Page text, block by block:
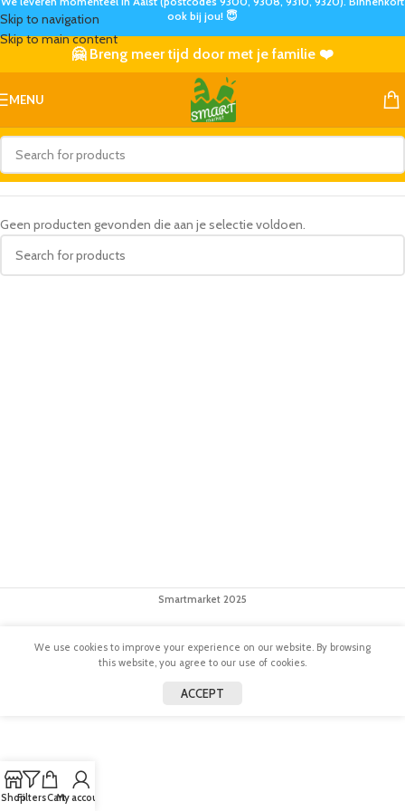
Skip to navigation
Skip to main content
ook bij jou! 😇
🤗 Breng meer tijd door met je familie ❤️
MENU
Geen producten gevonden die aan je selectie voldoen.
Smartmarket 2025
ShopFiltersCartMy account
We use cookies to improve your experience on our website. By browsing
this website, you agree to our use of cookies.
ACCEPT